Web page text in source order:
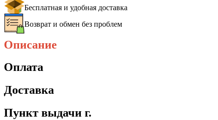
Бесплатная и удобная доставка
Возврат и обмен без проблем
Описание
Оплата
Доставка
Пункт выдачи г.